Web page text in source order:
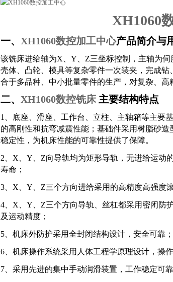
XH1060
一、 XH1060数控加工中心产品简介与
该铣床进给轴为X、Y、Z三坐标控制，主轴为伺
壳体、凸轮、模具等复杂零件一次装夹，完成
合于多品种、中小批量零件的生产，对复杂、高
二、 XH1060数控铣床 主要结构特点
1
底座、滑座、工作台、立柱、主轴箱等主要
的高刚性和抗弯减震性能；基础件采用树脂砂
稳定性，为机床性能的可靠性提供了保障。
2 X 、Y、Z向导轨均为矩形导轨，无进给运
寿命；
3 X 、Y、Z三个方向进给采用的高精度高强度
4 X 、Y、Z三个方向导轨、丝杠都采用密闭防
及运动精度；
5 机床外防护采用全封闭结构设计，安全可靠
6 机床操作系统采用人体工程学原理设计，操作
7 采用先进的集中手动润滑装置，工作稳定可靠